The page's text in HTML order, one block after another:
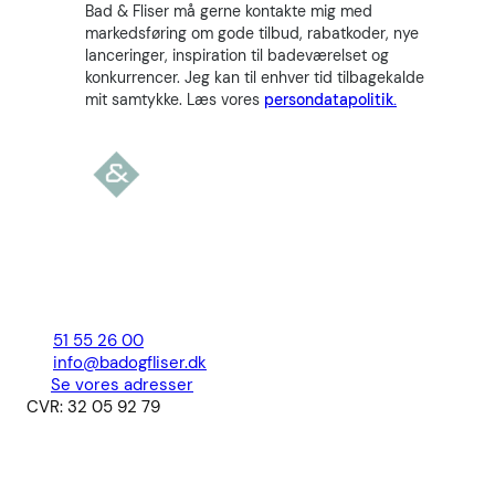
Bad & Fliser må gerne kontakte mig med
markedsføring om gode tilbud, rabatkoder, nye
lanceringer, inspiration til badeværelset og
konkurrencer. Jeg kan til enhver tid tilbagekalde
mit samtykke. Læs vores persondatapolitik.
51 55 26 00
info@badogfliser.dk
Se vores adresser
CVR: 32 05 92 79